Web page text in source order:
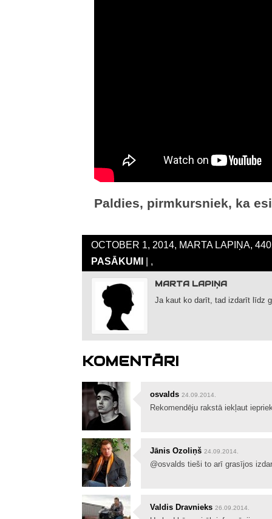
Paldies, pirmkursniek, ka
OCTOBER 1, 2014, MARTA LAPIŅA,
PASĀKUMI
| ,
MARTA LAPIŅA
Ja kaut ko darīt, tad izdarīt līdz
KOMENTĀRI
osvalds 24.09.2014.
Rekomendēju rakstā iekļaut
Jānis Ozoliņš 24.09.2014.
@osvalds tieši to arī grasījos
Valdis Dravnieks 26.09.2014.